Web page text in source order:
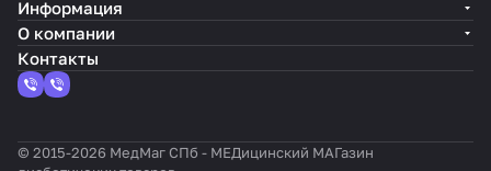
Информация
О компании
Контакты
© 2015-2026 МедМаг СПб - МЕДицинский МАГазин